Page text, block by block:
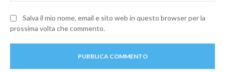
Salva il mio nome, email e sito web in questo browser per la
prossima volta che commento.